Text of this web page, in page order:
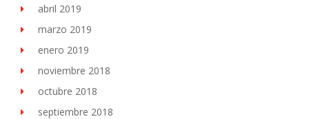
abril 2019
marzo 2019
enero 2019
noviembre 2018
octubre 2018
septiembre 2018